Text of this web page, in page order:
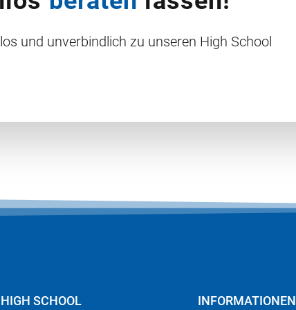
und unverbindlich zu unseren High School
HIGH SCHOOL INFORMATIONEN